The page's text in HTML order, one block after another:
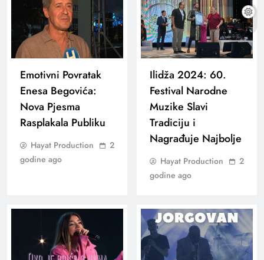
Emotivni Povratak
Enesa Begovića:
Nova Pjesma
Rasplakala Publiku
Hayat Production
2
godine ago
Ilidža 2024: 60.
Festival Narodne
Muzike Slavi
Tradiciju i
Nagrađuje Najbolje
Hayat Production
2
godine ago